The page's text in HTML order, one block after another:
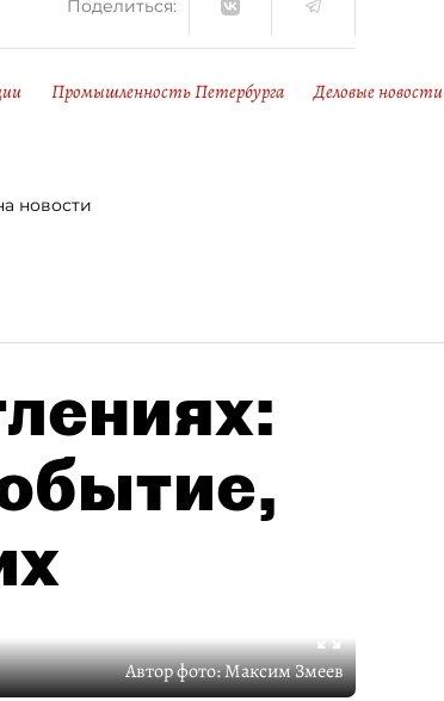
Поделиться:
Промышленность Петербурга Деловые новости
новости
Автор фото:Максим Змеев